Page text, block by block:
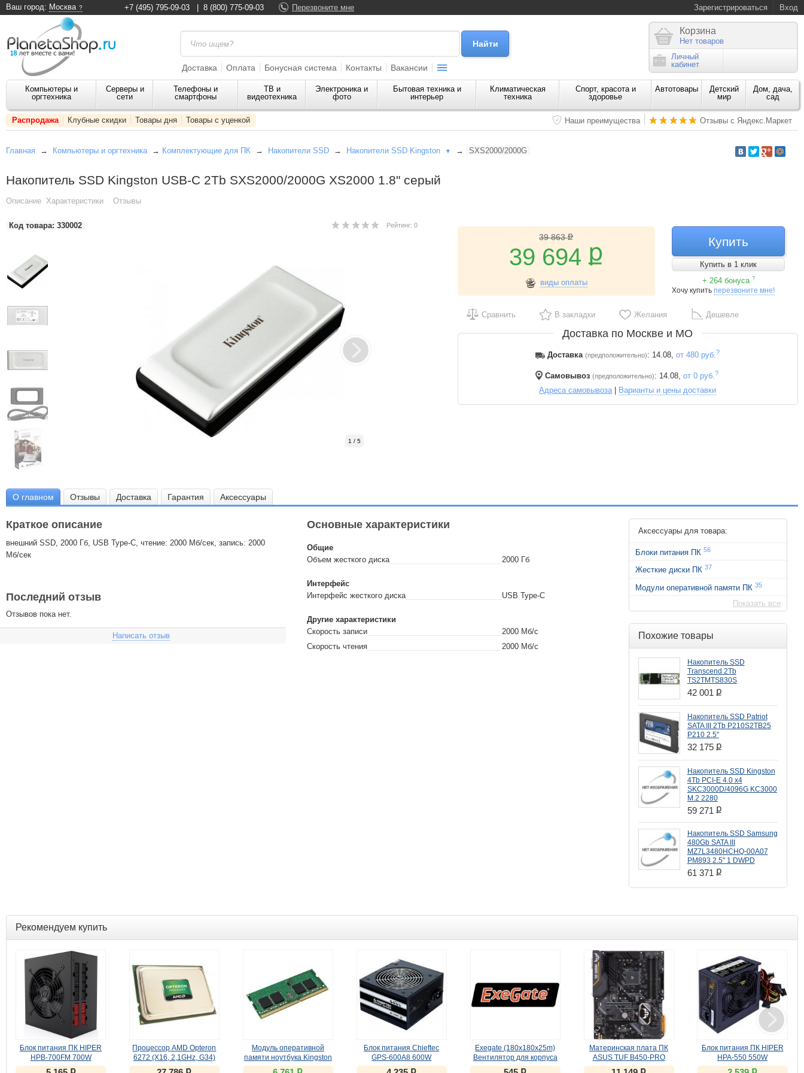
Ваш город: Москва Зарегистрироваться Вход
+7 (495) 795-09-03 8 (800) 775-09-03 Перезвоните мне
Доставка Оплата Бонусная система Контакты Вакансии
Корзина
Нет товаров
Личный
кабинет
Компьютеры и
оргтехника
Серверы и
сети
Телефоны и
смартфоны
ТВ и
видеотехника
Электроника и
фото
Бытовая техника и
интерьер
Климатическая
техника
Спорт, красота и
здоровье
Автотовары
Детский
мир
Дом, дача,
сад
Распродажа Клубные скидки Товары дня Товары с уценкой Наши преимущества Отзывы с Яндекс.Маркет
Главная → Компьютеры и оргтехника→ Комплектующие для ПК → Накопители SSD → Накопители SSD Kingston ▼ → SXS2000/2000G
Накопитель SSD Kingston USB-C 2Tb SXS2000/2000G XS2000 1.8" серый
Описание Характеристики Отзывы
Код товара: 330002 Рейтинг: 0
1 / 5
39 863ք
39 694ք
виды оплаты
Купить
Купить в 1 клик
+ 264 бонуса ?
Хочу купитьперезвоните мне!
Сравнить В закладки Желания Дешевле
Доставка по Москве и МО
Доставка (предположительно): 14.08,от 480 руб.?
Самовывоз (предположительно): 14.08,от 0 руб.?
Адреса самовывоза| Варианты и цены доставки
О главном Отзывы Доставка Гарантия Аксессуары
Краткое описание
внешний SSD, 2000 Гб, USB Type-C, чтение: 2000 Мб/сек, запись: 2000
Мб/сек
Последний отзыв
Отзывов пока нет.
Написать отзыв
Основные характеристики
Общие
Объем жесткого диска
2000 Гб
Интерфейс
Интерфейс жесткого диска
USB Type-C
Другие характеристики
Скорость записи
2000 Мб/с
Скорость чтения
2000 Мб/с
Аксессуары для товара:
Блоки питания ПК56
Жесткие диски ПК37
Модули оперативной памяти ПК35
Показать все
Похожие товары
Накопитель SSD
Transcend 2Tb
TS2TMTS830S
42 001 ք
Накопитель SSD Patriot
SATA III 2Tb P210S2TB25
P210 2.5"
32 175 ք
Накопитель SSD Kingston
4Tb PCI-E 4.0 x4
SKC3000D/4096G KC3000
M.2 2280
59 271 ք
Накопитель SSD Samsung
480Gb SATA III
MZ7L3480HCHQ-00A07
PM893 2.5" 1 DWPD
61 371 ք
Рекомендуем купить
Блок питания ПК HIPER
HPB-700FM 700W
ք
Процессор AMD Opteron
6272 (X16, 2,1GHz, G34)
oem (OS6272WKTGGGU)
ք
Модуль оперативной
памяти ноутбука Kingston
KVR24S17D8/16 16GB
ք
Блок питания Chieftec
GPS-600A8 600W
ք
Exegate (180x180x25m)
Вентилятор для корпуса
ք
Материнская плата ПК
ASUS TUF B450-PRO
GAMINGք
Блок питания ПК HIPER
HPA-550 550W
ք